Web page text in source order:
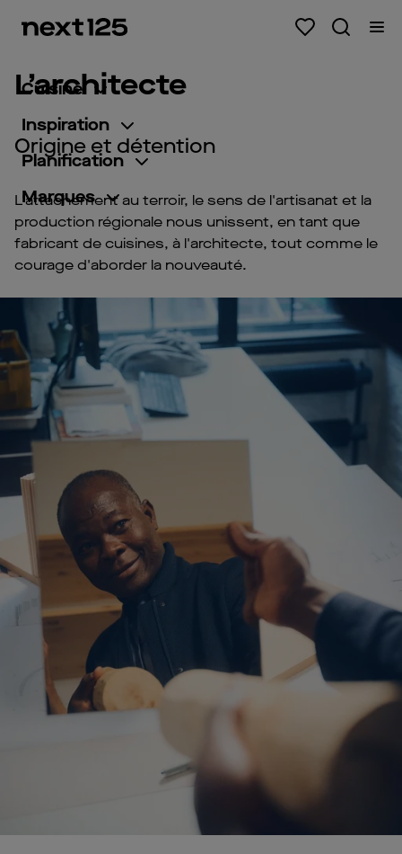
Cuisine
Inspiration
Planification
Marques
L’architecte
Origine et détention
L'attachement au terroir, le sens de l'artisanat et la
production régionale nous unissent, en tant que
fabricant de cuisines, à l'architecte, tout comme le
courage d'aborder la nouveauté.